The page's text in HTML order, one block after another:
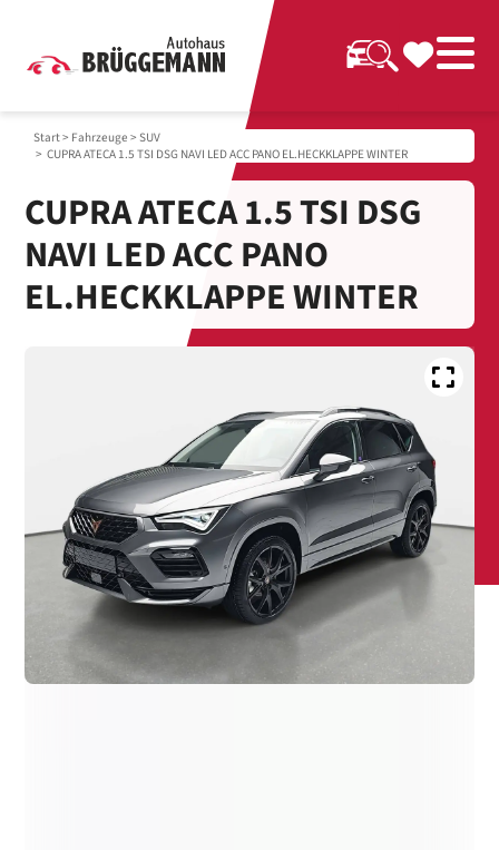
Start> Fahrzeuge > SUV
> CUPRA ATECA 1.5 TSI DSG NAVI LED ACC PANO EL.HECKKLAPPE WINTER
CUPRA ATECA 1.5 TSI DSG
NAVI LED ACC PANO
EL.HECKKLAPPE WINTER